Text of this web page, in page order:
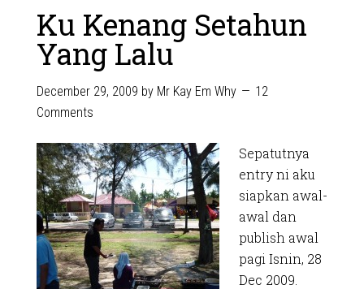
Ku Kenang Setahun
Yang Lalu
December 29, 2009 by Mr Kay Em Why
12
Comments
Sepatutnya
entry ni aku
siapkan awal-
awal dan
publish awal
pagi Isnin, 28
Dec 2009.